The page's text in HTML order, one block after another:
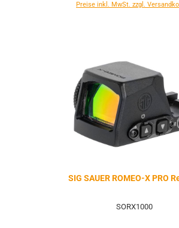
Preise inkl. MwSt. zzgl.
SIG SAUER ROMEO-X PRO
SORX1000